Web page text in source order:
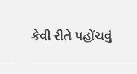
કેવી રીતે પહોંચવું